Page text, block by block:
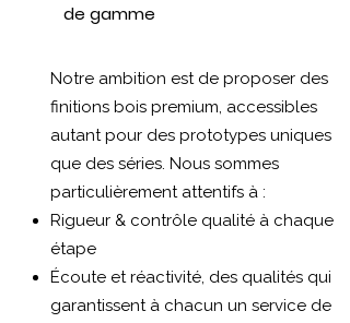
de gamme
Notre ambition est de proposer des
finitions bois premium, accessibles
autant pour des prototypes uniques
que des séries. Nous sommes
particulièrement attentifs à :
Rigueur & contrôle qualité à chaque
étape
Écoute et réactivité, des qualités qui
garantissent à chacun un service de